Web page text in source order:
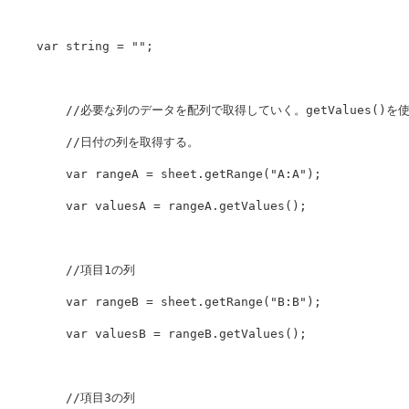
var string = "" ;
//必要な列のデータを配列で取得していく。getValues()を使
//日付の列を取得する。
var rangeA = sheet . getRange ( "A:A" );
var valuesA = rangeA . getValues ();
//項目1の列
var rangeB = sheet . getRange ( " B:B" );
var valuesB = rangeB . getValues ();
//項目3の列